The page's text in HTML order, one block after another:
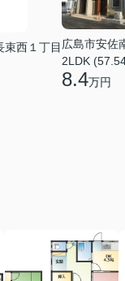
束西１丁目広島市安佐
2LDK
8.4万円